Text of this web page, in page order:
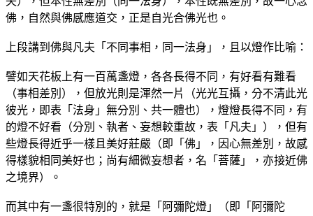
佛，自然與佛感應道交，正是自光合佛光也。
上段講到佛與凡夫「不同事相，同一法身」，且以燈作比喻：
譬如天花板上有一百萬盞燈，各各長得不同，有好看有難看
（事相差別），但放光則是渾然一片（光光互攝，分不清此光
彼光，即表「法身」無分別、共一體也），燈燈長得不同，有
的燈不好看（分別、執者、妄想較重故，表「凡夫」），但有
些燈長得近乎一樣且美好莊嚴（即「佛」，因心無差別，故感
得樣貌相同美好也；尚有細微妄想者，名「菩薩」，亦接近佛
之境界）。
而其中有一盞很特別的，就是「阿彌陀燈」（即「阿彌陀